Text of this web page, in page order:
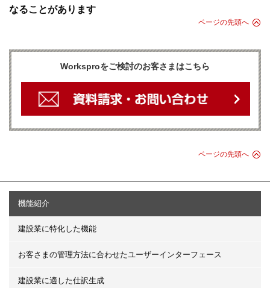
なることがあります
ページの先頭へ
Worksproをご検討のお客さまはこちら
ページの先頭へ
機能紹介
建設業に特化した機能
お客さまの管理方法に合わせたユーザーインターフェース
建設業に適した仕訳生成